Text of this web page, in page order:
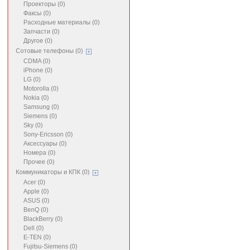
Проекторы (0)
Факсы (0)
Расходные материалы (0)
Запчасти (0)
Другое (0)
Сотовые телефоны (0)
CDMA (0)
iPhone (0)
LG (0)
Motorolla (0)
Nokia (0)
Samsung (0)
Siemens (0)
Sky (0)
Sony-Ericsson (0)
Аксессуары (0)
Номера (0)
Прочее (0)
Коммуникаторы и КПК (0)
Acer (0)
Apple (0)
ASUS (0)
BenQ (0)
BlackBerry (0)
Dell (0)
E-TEN (0)
Fujitsu-Siemens (0)